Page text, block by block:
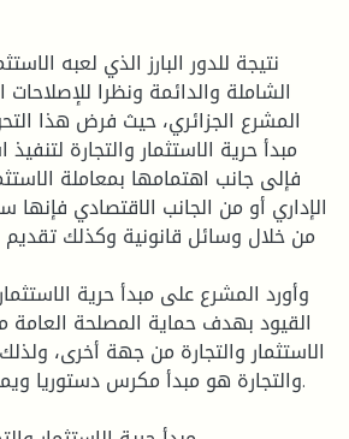
نتيجة للدور البارز الذي لعبه
الشاملة والدائمة ونظرا للإصلاحات
المشرع الجزائري، حيث فرض هذا
مبدأ حرية الاستثمار والتجارة لتنفيذ
فإلى جانب اهتمامها بمعاملة
الإداري أو من الجانب الاقتصادي
من خلال وسائل قانونية وكذلك
وأورد المشرع على مبدأ حرية
القيود بهدف حماية المصلحة
الاستثمار والتجارة من جهة أخرى،
والتجارة هو مبدأ مكرس دستوريا